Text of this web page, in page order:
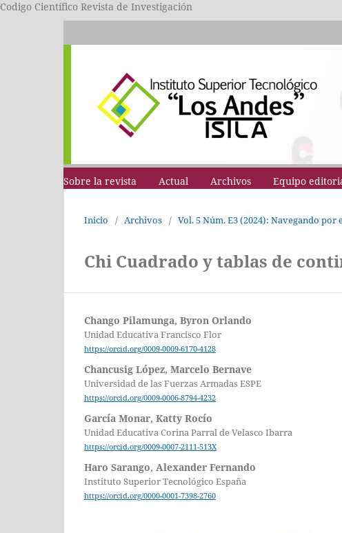
Codigo Científico Revista de Investigación
Sobre la revista Actual Archivos Equipo
Inicio / Archivos / Vol. 5 Núm. E3 (2024): Navegando
Chi Cuadrado y tablas de
Chango Pilamunga, Byron Orlando
Unidad Educativa Francisco Flor
https://orcid.org/0009-0009-6170-4128
Chancusig López, Marcelo Bernave
Universidad de las Fuerzas Armadas ESPE
https://orcid.org/0009-0006-8794-4232
García Monar, Katty Rocío
Unidad Educativa Corina Parral de Velasco Ibarra
https://orcid.org/0009-0007-2111-513X
Haro Sarango, Alexander Fernando
Instituto Superior Tecnológico España
https://orcid.org/0000-0001-7398-2760